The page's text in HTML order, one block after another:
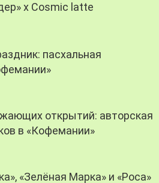
х Cosmic latte
пасхальная
открытий: авторская
в «Кофемании»
«Зелёная Марка» и «Роса»